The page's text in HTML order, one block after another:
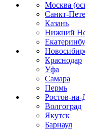
Москва
Санкт-
Казань
Нижний
Краснодар
Уфа
Самара
Пермь
Ростов-
Волгоград
Якутск
Барнаул